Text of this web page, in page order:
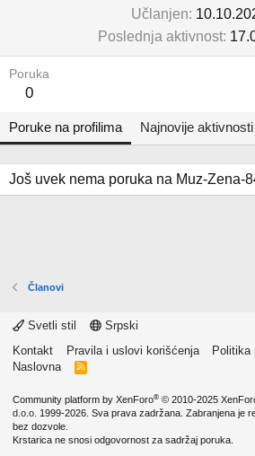
Učlanjen
Poslednja aktivnost
Poruka
0
Poruke na profilima Najnovije aktivnosti
Još uvek nema poruka na Muz-Zena-
Članovi
Svetli stil
Srpski
Kontakt
Pravila i uslovi korišćenja Politika
Naslovna
R
Community platform by XenForo® © 2010-2025
d.o.o. 1999-2026. Sva prava zadržana. Zabranjena je
bez dozvole.
Krstarica ne snosi odgovornost za sadržaj poruka.